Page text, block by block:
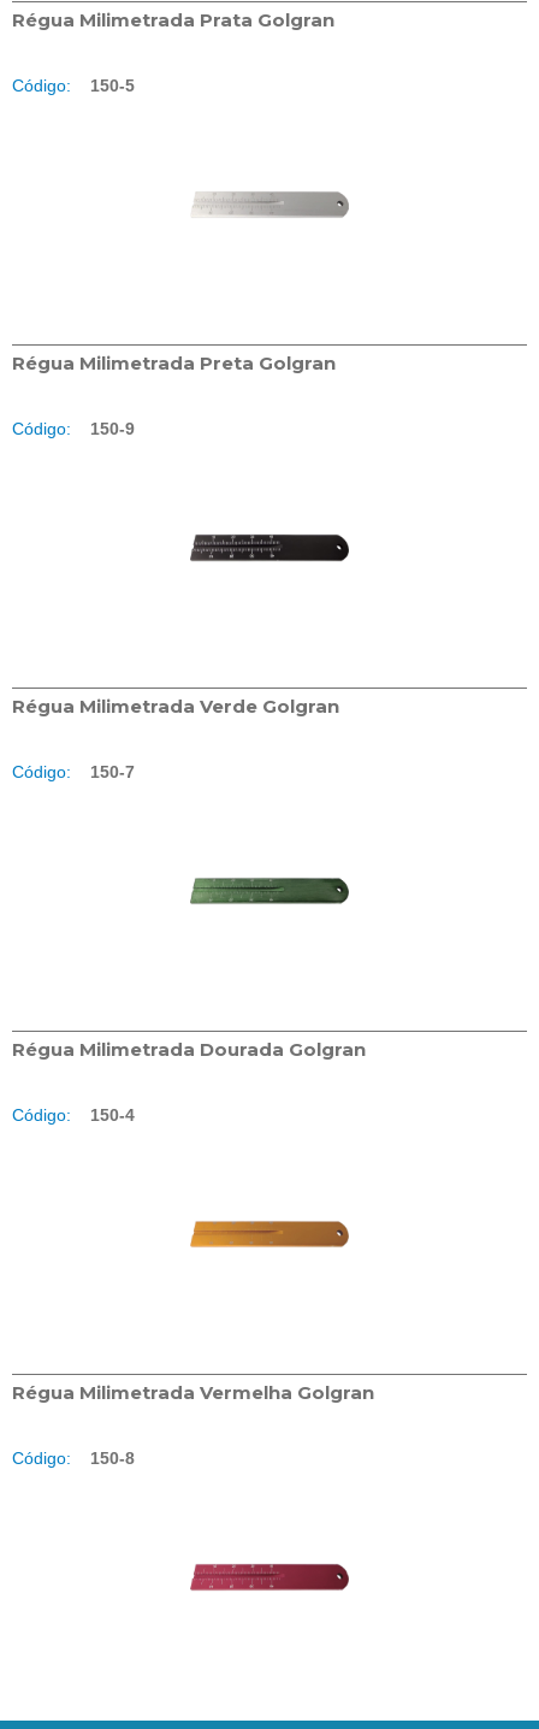
Código: 150-5
Régua Milimetrada Prata Golgran
Código: 150-9
Régua Milimetrada Preta Golgran
Código: 150-7
Régua Milimetrada Verde Golgran
Código: 150-4
Régua Milimetrada Dourada Golgran
Código: 150-8
Régua Milimetrada Vermelha Golgran